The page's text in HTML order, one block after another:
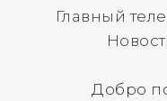
Главный
Добро